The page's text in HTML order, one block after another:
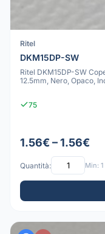
Ritel
DKM15DP-SW
Ritel DKM15DP-SW
12.5mm, Nero, Opaco,
75
1.56€ – 1.56€
Quantità: Min: 1